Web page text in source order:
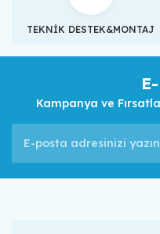
TEKNİK DESTEK&MONTAJ
Kampanya ve